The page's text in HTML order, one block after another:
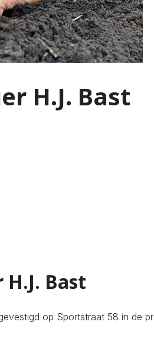
H.J. Bast
Bast
op Sportstraat 58 in de